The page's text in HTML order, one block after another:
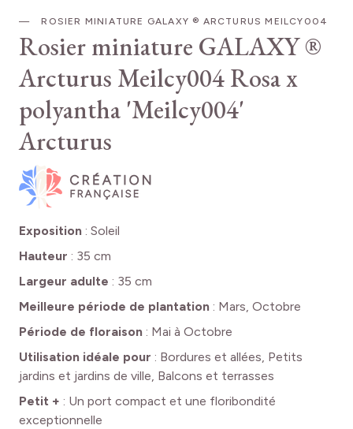
ROSIER MINIATURE GALAXY ® ARCTURUS MEILCY004
Rosier miniature GALAXY ®
Arcturus Meilcy004Rosa x
polyantha 'Meilcy004'
Arcturus
Exposition : Soleil
Hauteur : 35 cm
Largeur adulte : 35 cm
Meilleure période de plantation : Mars, Octobre
Période de floraison : Mai à Octobre
Utilisation idéale pour : Bordures et allées, Petits
jardins et jardins de ville, Balcons et terrasses
Petit + : Un port compact et une floribondité
exceptionnelle